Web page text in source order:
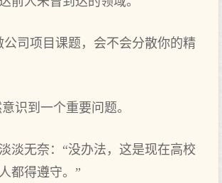
公司项目课题，会不会分散你的精
识到一个重要问题。
淡无奈：“没办法，这是现在高校
都得遵守。”